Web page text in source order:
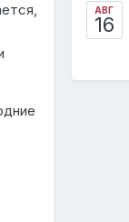
АВГ
16